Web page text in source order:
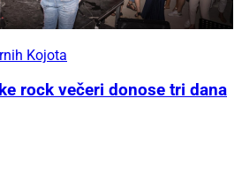
Kojota
rock večeri donose tri dana